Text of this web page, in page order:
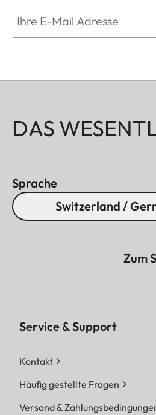
Die Zubehörteile sind in drei
DAS
Sprache
Switzerland /
Zum
Service & Support
Kontakt
Häufig gestellte Fragen
Versand &